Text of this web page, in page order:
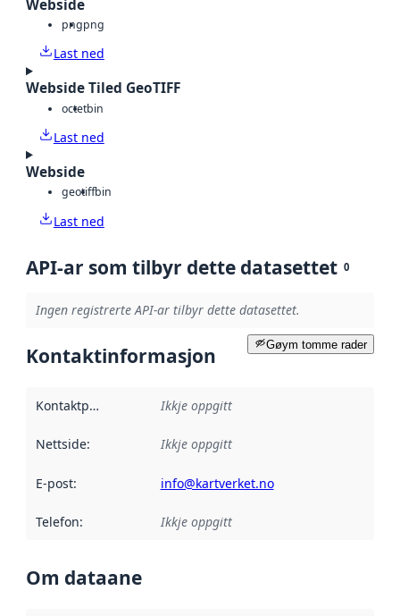
Webside
pngpng
Last ned
Webside Tiled GeoTIFF
octetbin
Last ned
Webside
geotiffbin
Last ned
API-ar som tilbyr dette datasettet 0
Ingen registrerte API-ar tilbyr dette datasettet.
Gøym tomme rader
Kontaktinformasjon
Kontaktpunkt Ikkje oppgitt
Nettside: Ikkje oppgitt
E-post: info@kartverket.no
Telefon: Ikkje oppgitt
Om dataane